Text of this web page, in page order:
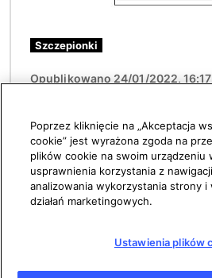
Szczepionki
Opublikowano 24/01/2022, 16:17
Nagranie zawiera
twierdzenie o tym, że
przeciw Covid-19
autoimmunologiczne
Poprzez kliknięcie na „Akceptacja
cookie” jest wyrażona zgoda na
plików cookie na swoim urządzeniu
usprawnienia korzystania z
analizowania wykorzystania strony i
działań marketingowych.
Ustawienia plików